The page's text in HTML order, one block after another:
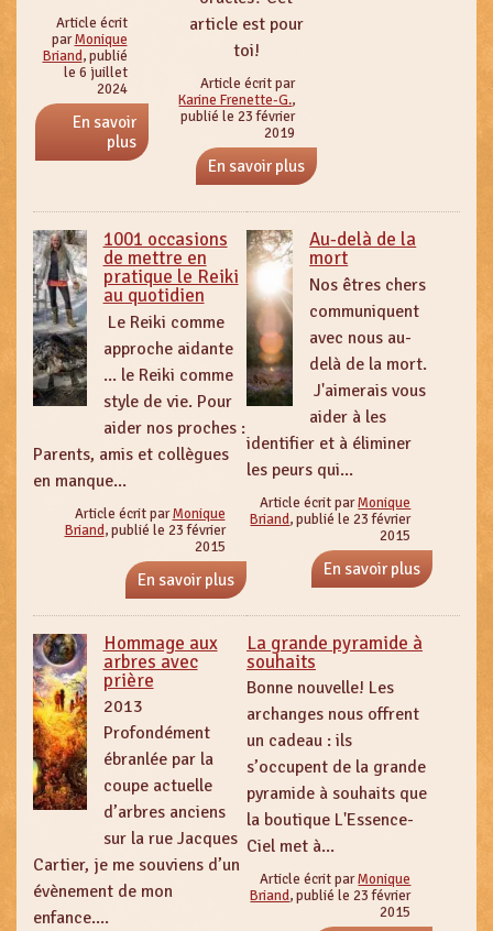
Article écrit
parMonique
Briand, publié
le 6 juillet
2024
En savoir
plus
article est pour
toi!
Article écrit par
Karine Frenette-G.,
publié le 23 février
2019
En savoir plus
1001 occasions
de mettre en
pratique le Reiki
au quotidien
Le Reiki comme
approche aidante
... le Reiki comme
style de vie. Pour
aider nos proches :
Parents, amis et collègues
en manque...
Article écrit parMonique
Briand, publié le 23 février
2015
En savoir plus
Au-delà de la
mort
Nos êtres chers
communiquent
avec nous au-
delà de la mort.
J'aimerais vous
aider à les
identifier et à éliminer
les peurs qui...
Article écrit parMonique
Briand, publié le 23 février
2015
En savoir plus
Hommage aux
arbres avec
prière
2013
Profondément
ébranlée par la
coupe actuelle
d’arbres anciens
sur la rue Jacques
Cartier, je me souviens d’un
évènement de mon
enfance....
La grande pyramide à
souhaits
Bonne nouvelle! Les
archanges nous offrent
un cadeau : ils
s’occupent de la grande
pyramide à souhaits que
la boutique L'Essence-
Ciel met à...
Article écrit parMonique
Briand, publié le 23 février
2015